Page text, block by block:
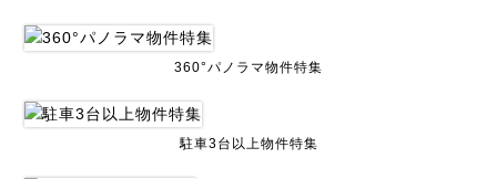
360°パノラマ物件特集
駐車3台以上物件特集